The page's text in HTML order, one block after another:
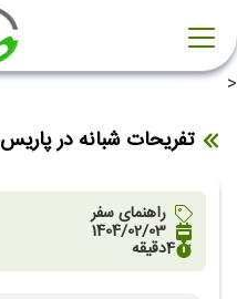
<
تفریحات شبانه در پاریس
راهنمای سفر
1404/02/03
4دقیقه